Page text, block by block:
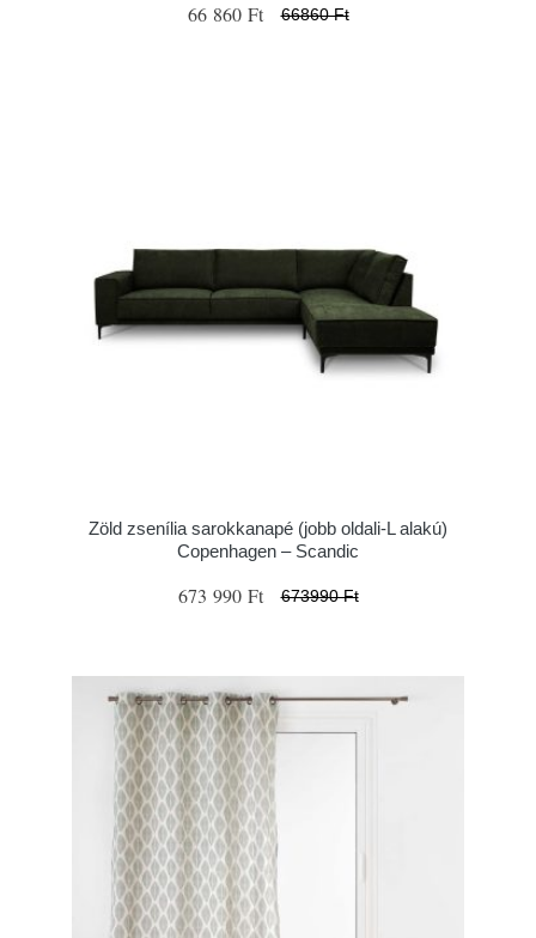
66 860 Ft 66860 Ft
Zöld zsenília sarokkanapé (jobb oldali-L alakú)
Copenhagen – Scandic
673 990 Ft 673990 Ft